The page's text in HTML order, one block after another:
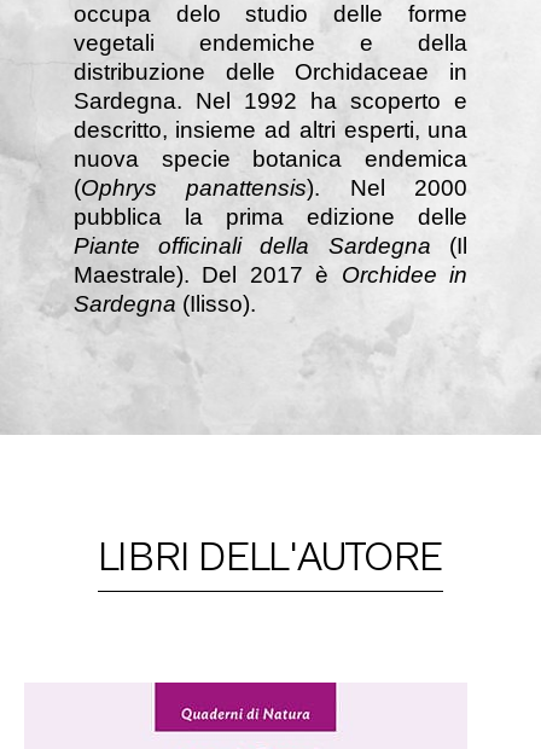
occupa delo studio delle forme
vegetali endemiche e della
distribuzione delle Orchidaceae in
Sardegna. Nel 1992 ha scoperto e
descritto, insieme ad altri esperti, una
nuova specie botanica endemica
(Ophrys panattensis). Nel 2000
pubblica la prima edizione delle
Piante officinali della Sardegna (Il
Maestrale). Del 2017 è Orchidee in
Sardegna (Ilisso).
LIBRI DELL'AUTORE